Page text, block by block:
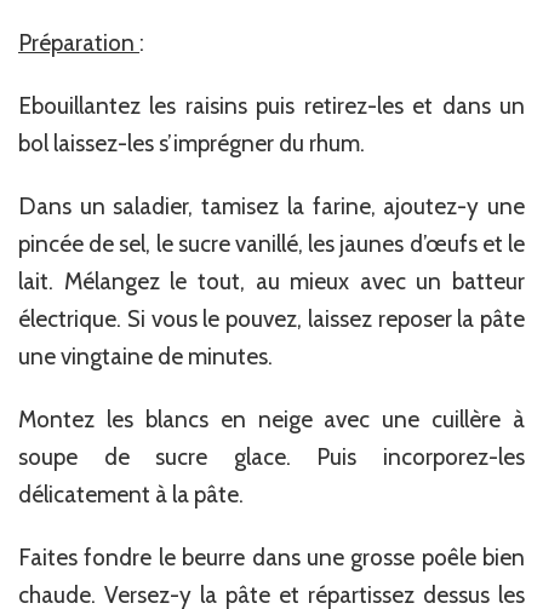
Préparation :
Ebouillantez les raisins puis retirez-les et dans un
bol laissez-les s’imprégner du rhum.
Dans un saladier, tamisez la farine, ajoutez-y une
pincée de sel, le sucre vanillé, les jaunes d’œufs et le
lait. Mélangez le tout, au mieux avec un batteur
électrique. Si vous le pouvez, laissez reposer la pâte
une vingtaine de minutes.
Montez les blancs en neige avec une cuillère à
soupe de sucre glace. Puis incorporez-les
délicatement à la pâte.
Faites fondre le beurre dans une grosse poêle bien
chaude. Versez-y la pâte et répartissez dessus les